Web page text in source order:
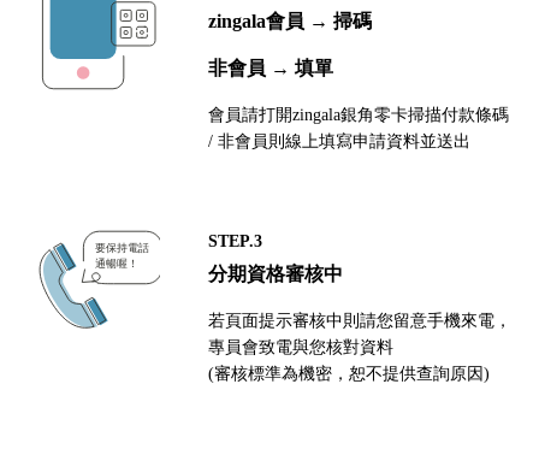
zingala會員 → 掃碼
非會員 → 填單
會員請打開zingala銀角零卡掃描付款條碼
/ 非會員則線上填寫申請資料並送出
STEP.3
分期資格審核中
若頁面提示審核中則請您留意手機來電，
專員會致電與您核對資料
(審核標準為機密，恕不提供查詢原因)